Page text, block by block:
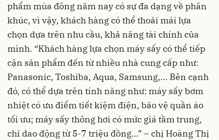
phẩm mùa đông năm nay có sự đa dạng về phân
khúc, vì vậy, khách hàng có thể thoải mái lựa
chọn dựa trên nhu cầu, khả năng tài chính của
mình. “Khách hàng lựa chọn máy sấy có thể tiếp
cận sản phẩm đến từ nhiều nhà cung cấp như:
Panasonic, Toshiba, Aqua, Samsung,... Bên cạnh
đó, có thể dựa trên tính năng như: máy sấy bơm
nhiệt có ưu điểm tiết kiệm điện, bảo vệ quần áo
tối ưu; máy sấy thông hơi có mức giá tầm trung,
chỉ dao động từ 5-7 triệu đồng…” – chị Hoàng Thị